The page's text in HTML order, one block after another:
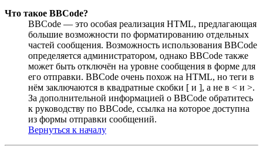
Что такое BBCode?
BBCode — это особая реализация HTML, предлагающая
большие возможности по форматированию отдельных
частей сообщения. Возможность использования BBCode
определяется администратором, однако BBCode также
может быть отключён на уровне сообщения в форме для
его отправки. BBCode очень похож на HTML, но теги в
нём заключаются в квадратные скобки [ и ], а не в < и >.
За дополнительной информацией о BBCode обратитесь
к руководству по BBCode, ссылка на которое доступна
из формы отправки сообщений.
Вернуться к началу